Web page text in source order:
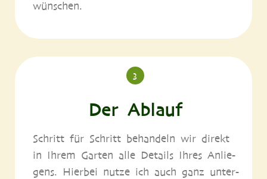
wünschen.
3
Der Ablauf
Schritt für Schritt behan­deln wir direkt
in Ihrem Gar­ten alle Details Ihres Anlie­
gens. Hier­bei nut­ze ich auch ganz unter­